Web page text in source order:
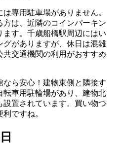
専用駐車場がありません。
は、近隣のコインパーキン
ます。千歳船橋駅周辺にはい
グがありますが、休日は混雑
交通機関の利用がおすすめ
なら安心！建物東側と隣接す
転車用駐輪場があり、建物北
置されています。買い物つ
ですね。